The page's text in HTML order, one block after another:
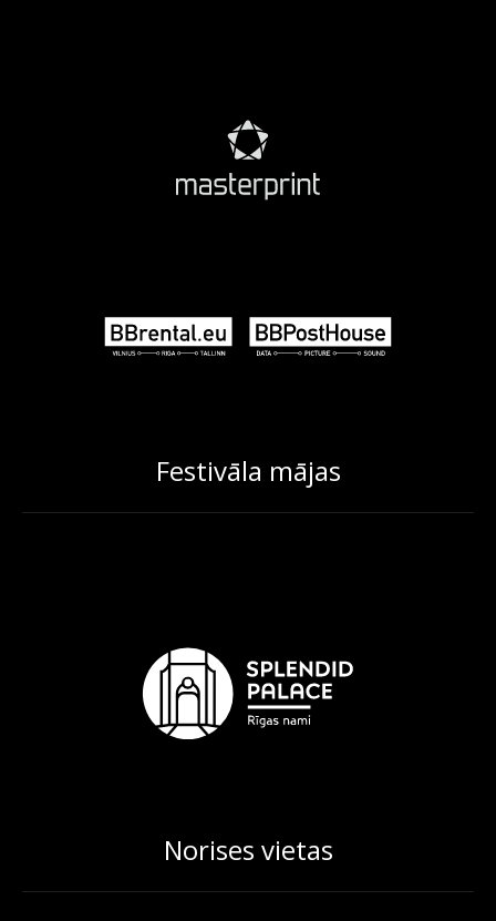
Festivāla mājas
Norises vietas